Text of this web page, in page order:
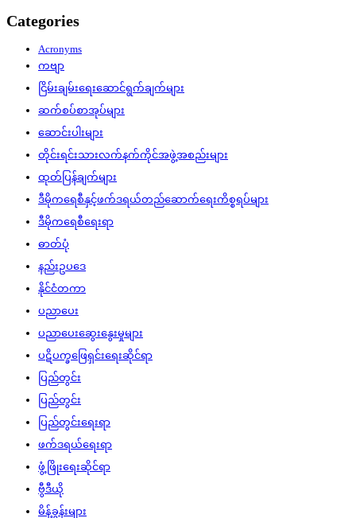
Categories
Acronyms
ကဗျာ
ငြိမ်းချမ်းရေးဆောင်ရွက်ချက်များ
ဆက်စပ်စာအုပ်များ
ဆောင်းပါးများ
တိုင်းရင်းသားလက်နက်ကိုင်အဖွဲ့အစည်းများ
ထုတ်ပြန်ချက်များ
ဒီမိုကရေစီနှင့်ဖက်ဒရယ်တည်ဆောက်‌ရေးကိစ္စရပ်များ
ဒီမိုကရေစီရေးရာ
ဓာတ်ပုံ
နည်းဥပဒေ
နိုင်ငံတကာ
ပညာပေး
ပညာပေးဆွေးနွေးမှုများ
ပဋိပက္ခဖြေရှင်းရေးဆိုင်ရာ
ပြည်တွင်း
ပြည်တွင်း
ပြည်တွင်းရေးရာ
ဖက်ဒရယ်ရေးရာ
ဖွံ့ဖြိုးရေးဆိုင်ရာ
ဗွီဒီယို
မိန့်ခွန်းများ